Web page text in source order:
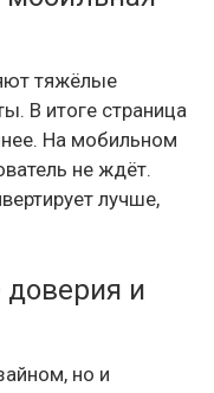
тяжёлые
В итоге страница
На мобильном
не ждёт.
лучше,
доверия и
но и